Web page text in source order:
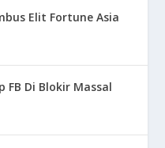
Elit Fortune Asia
FB Di Blokir Massal